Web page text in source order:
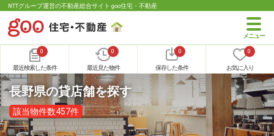
NTTグループ運営の不動産総合サイト goo住宅・不動産
0
最近検索した条件
0
最近見た物件
0
保存した条件
0
お気に入り
長野県の貸店舗を探す
該当物件数457件